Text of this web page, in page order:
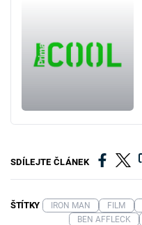
SDÍLEJTE ČLÁNEK
ŠTÍTKY IRON MAN FILM
BEN AFFLECK